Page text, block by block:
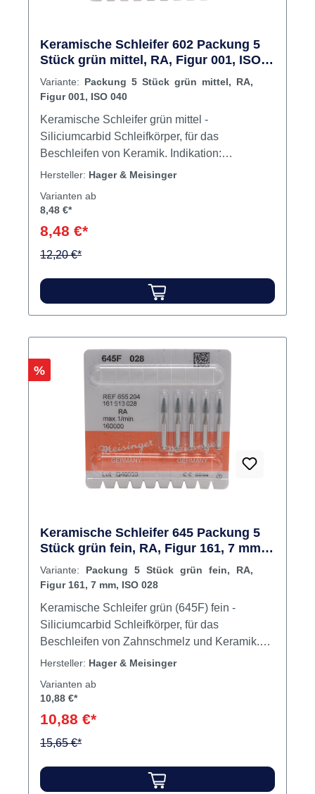
Keramische Schleifer 602 Packung 5
Stück grün mittel, RA, Figur 001, ISO
040
Variante: Packung 5 Stück grün mittel, RA,
Figur 001, ISO 040
Keramische Schleifer grün mittel -
Siliciumcarbid Schleifkörper, für das
Beschleifen von Keramik. Indikation:
Hersteller: Hager & Meisinger
Varianten ab
8,48 €*
8,48 €*
12,20 €*
Rabatt
%
Keramische Schleifer 645 Packung 5
Stück grün fein, RA, Figur 161, 7 mm,
ISO 028
Variante: Packung 5 Stück grün fein, RA,
Figur 161, 7 mm, ISO 028
Keramische Schleifer grün (645F) fein -
Siliciumcarbid Schleifkörper, für das
Beschleifen von Zahnschmelz und Keramik.
Indikationen: Prophylaxe, Füllungsbearbeitung
das Feinstschleifen/Polieren von
Komposite. Signifikante Reduzierung des
Randspalts.Indikationen: Prophylaxe,
Hersteller: Hager & Meisinger
Varianten ab
10,88 €*
10,88 €*
15,65 €*